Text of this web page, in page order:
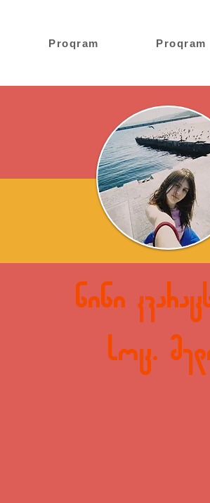
Proqram Proqram
ნინი
სოც.